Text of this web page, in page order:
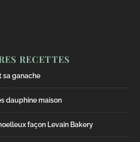
RECETTES
sa ganache
dauphine maison
façon Levain Bakery